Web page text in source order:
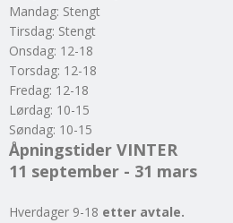
Mandag: Stengt
Tirsdag: Stengt
Onsdag: 12-18
Torsdag: 12-18
Fredag: 12-18
Lørdag: 10-15
Søndag: 10-15
Åpningstider VINTER
11 september - 31 mars
Hverdager 9-18 etter avtale.